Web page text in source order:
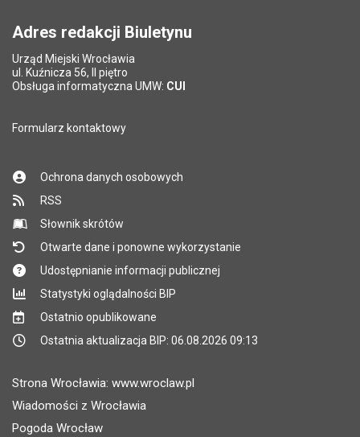
Adres redakcji Biuletynu
Urząd Miejski Wrocławia
ul. Kuźnicza 56, II piętro
Obsługa informatyczna UMW: CUI
Formularz kontaktowy
Ochrona danych osobowych
RSS
Słownik skrótów
Otwarte dane i ponowne wykorzystanie
Udostępnianie informacji publicznej
Statystyki oglądalności BIP
Ostatnio opublikowane
Ostatnia aktualizacja BIP: 06.08.2026 09:13
Strona Wrocławia: www.wroclaw.pl
Wiadomości z Wrocławia
Pogoda Wrocław